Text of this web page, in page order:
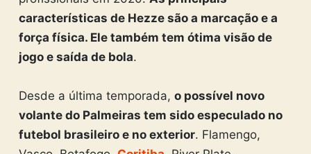
características de Hezze são a marcação e a
força física. Ele também tem ótima visão de
jogo e saída de bola.
Desde a última temporada, o possível novo
volante do Palmeiras tem sido especulado no
futebol brasileiro e no exterior. Flamengo,